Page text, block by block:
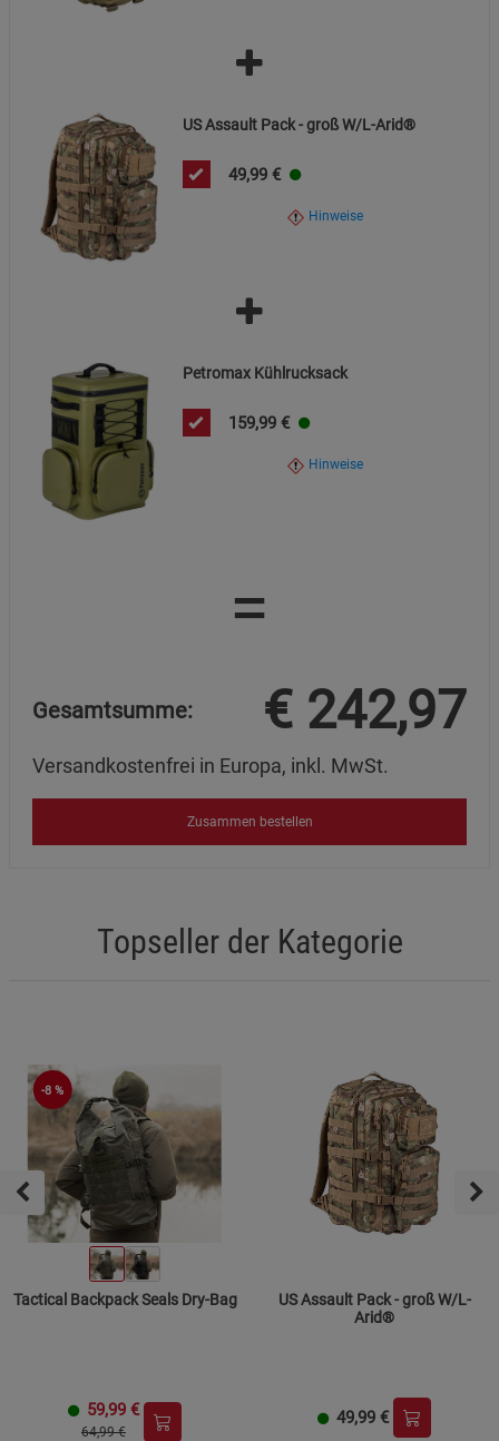
US Assault Pack - groß W/L-Arid®
49,99 €
Hinweise
Petromax Kühlrucksack
159,99 €
Hinweise
=
Gesamtsumme: € 242,97
Versandkostenfrei in Europa, inkl. MwSt.
Zusammen bestellen
Topseller der Kategorie
-8 %
Tactical Backpack Seals Dry-Bag
59,99 €
64,99 €
US Assault Pack - groß W/L-
Arid®
49,99 €
Datenschutzerklärung